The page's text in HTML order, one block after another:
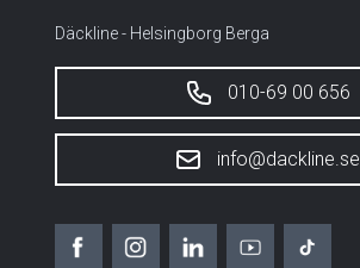
Däckline - Helsingborg Berga
010-69 00 656
info@dackline.se